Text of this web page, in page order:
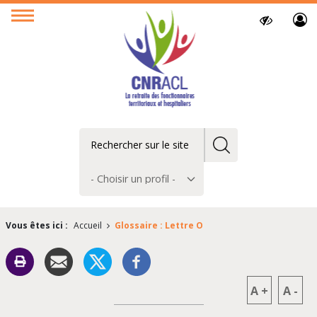
Paramètres
profil
Ouvrir
Vous êtes ici : Accueil Glossaire : Lettre O
A + A -